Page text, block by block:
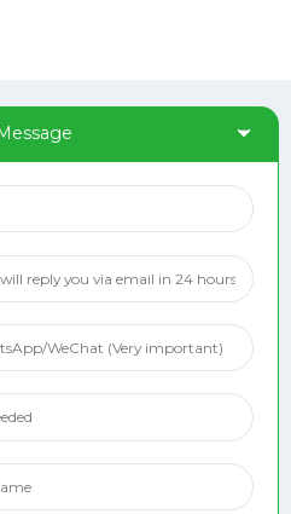
TikTok
Pinterest
YouTube